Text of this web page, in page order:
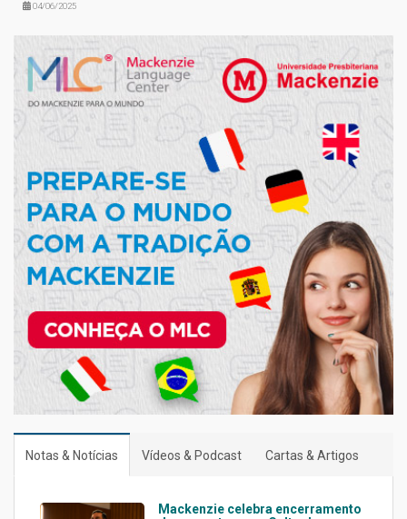
04/06/2025
Notas & Notícias Vídeos & Podcast Cartas & Artigos
Mackenzie celebra encerramento